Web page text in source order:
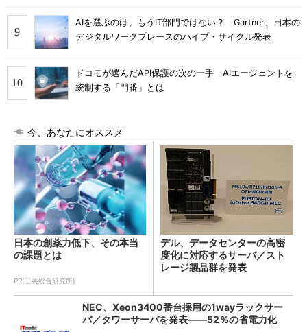
AIを選ぶのは、もうIT部門ではない？ Gartner、日本の
デジタルワークプレースのハイプ・サイクル発表
ドコモが選んだAPI保護の次の一手 AIエージェントを
統制する「門番」とは
今、あなたにオススメ
日本の創薬力低下、その本当
の課題とは
PR(三菱総合研究所)
デル、データセンターの高密
度化に対応するサーバ／スト
レージ製品群を発表
NEC、Xeon3400番台採用の1wayラックサー
バ／タワーサーバを発表――52％の省電力化